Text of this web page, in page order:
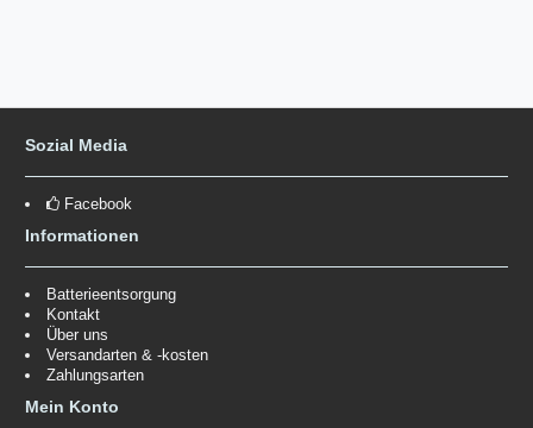
Sozial Media
Facebook
Informationen
Batterieentsorgung
Kontakt
Über uns
Versandarten & -kosten
Zahlungsarten
Mein Konto